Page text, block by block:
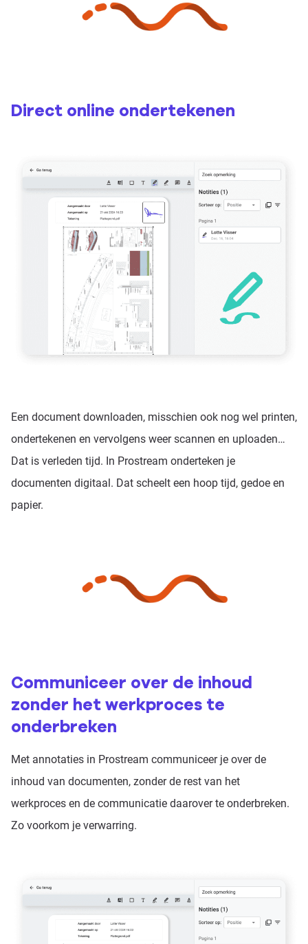
Direct online ondertekenen
Een document downloaden, misschien ook nog wel printen,
ondertekenen en vervolgens weer scannen en uploaden…
Dat is verleden tijd. In Prostream onderteken je
documenten digitaal. Dat scheelt een hoop tijd, gedoe en
papier.
Communiceer over de inhoud
zonder het werkproces te
onderbreken
Met annotaties in Prostream communiceer je over de
inhoud van documenten, zonder de rest van het
werkproces en de communicatie daarover te onderbreken.
Zo voorkom je verwarring.